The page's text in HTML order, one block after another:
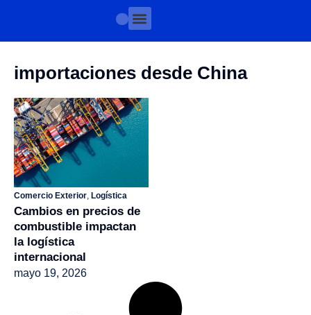
importaciones desde China
Comercio Exterior, Logística
Cambios en precios de
combustible impactan
la logística
internacional
mayo 19, 2026